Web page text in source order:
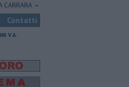
CARRARA
Contatti
V.A.